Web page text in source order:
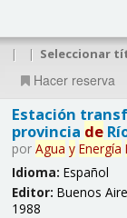
| | Seleccionar
Hacer reserva
Estación
provincia de
por Agua y Energía
Idioma: Español
Editor: Buenos
1988